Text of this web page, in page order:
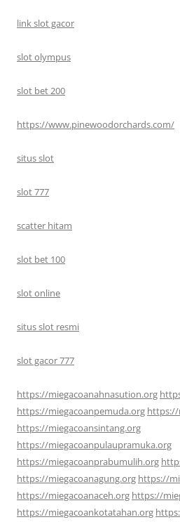
link slot gacor
slot olympus
slot bet 200
https://www.pinewoodorchards.com/
situs slot
slot 777
scatter hitam
slot bet 100
slot online
situs slot resmi
slot gacor 777
https://miegacoanahnasution.org
https://miegacoanpemuda.org https://
https://miegacoansintang.org
https://miegacoanpulaupramuka.org
https://miegacoanprabumulih.org
https://miegacoanagung.org https://
https://miegacoanaceh.org https://
https://miegacoankotatahan.org